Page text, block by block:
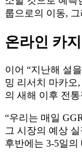
룹으로의 이동,
온라인 카
이어 “지난해 설
밍 리서치 마카오
의 새해 이후 전
“우리는 매일
그 시장의 예상
후반에는 3-5일